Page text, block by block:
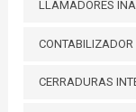
LLAMADORES
CONTABILIZADOR
CERRADURAS